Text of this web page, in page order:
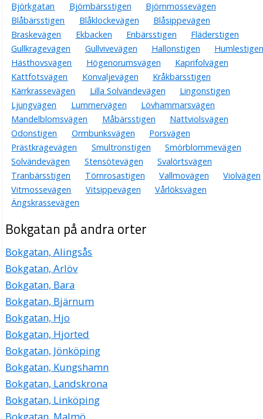
Björkgatan Björnbärsstigen
Björnmossevägen
Blåbärsstigen
Blåklockevägen
Blåsippevägen
Braskevägen
Ekbacken Enbärsstigen
Fläderstigen
Gullkragevägen
Gullvivevägen Hallonstigen
Humlestigen
Hästhovsvägen
Högenorumsvägen
Kaprifolvägen
Kattfotsvägen
Konvaljevägen
Kråkbärsstigen
Kärrkrassevägen
Lilla Solvändevägen
Lingonstigen
Ljungvägen
Lummervägen
Lövhammarsvägen
Mandelblomsvägen
Måbärsstigen
Nattviolsvägen
Odonstigen
Ormbunksvägen
Porsvägen
Prästkragevägen
Smultronstigen
Smörblommevägen
Solvändevägen
Stensötevägen
Svalörtsvägen
Tranbärsstigen
Törnrosastigen Vallmovägen
Violvägen
Vitmossevägen
Vitsippevägen
Vårlöksvägen
Ängskrassevägen
Bokgatan på andra orter
Bokgatan, Alingsås
Bokgatan, Arlöv
Bokgatan, Bara
Bokgatan, Bjärnum
Bokgatan, Hjo
Bokgatan, Hjorted
Bokgatan, Jönköping
Bokgatan, Kungshamn
Bokgatan, Landskrona
Bokgatan, Linköping